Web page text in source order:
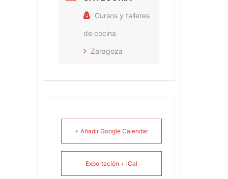
Cursos y talleres
de cocina
Zaragoza
+ Añadir Google Calendar
Exportación + iCal